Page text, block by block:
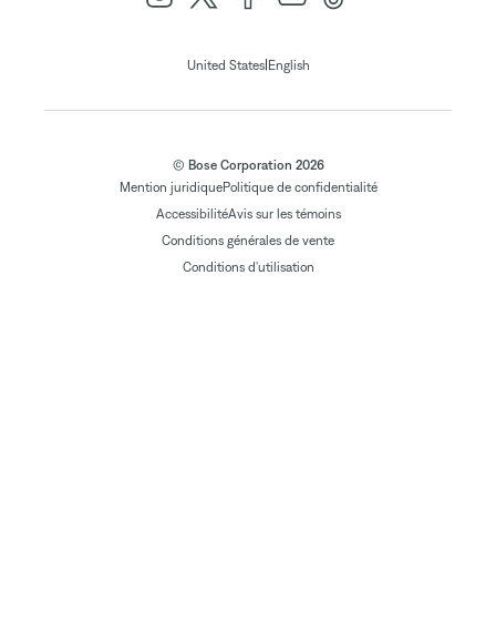
United States| English
© Bose Corporation 2026
Mention juridiquePolitique de confidentialité
AccessibilitéAvis sur les témoins
Conditions générales de vente
Conditions d'utilisation